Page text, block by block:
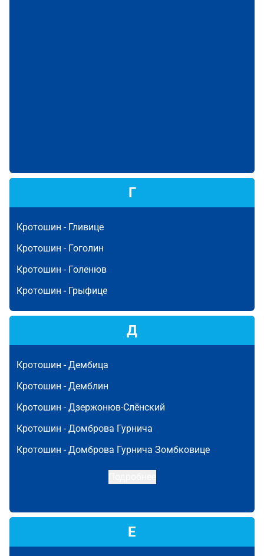
Г
Кротошин - Гливице
Кротошин - Гоголин
Кротошин - Голенюв
Кротошин - Грыфице
Д
Кротошин -Дембица
Кротошин -Демблин
Кротошин -Дзержонюв-Слёнский
Кротошин -Домброва Гурнича
Кротошин -Домброва Гурнича Зомбковице
Е